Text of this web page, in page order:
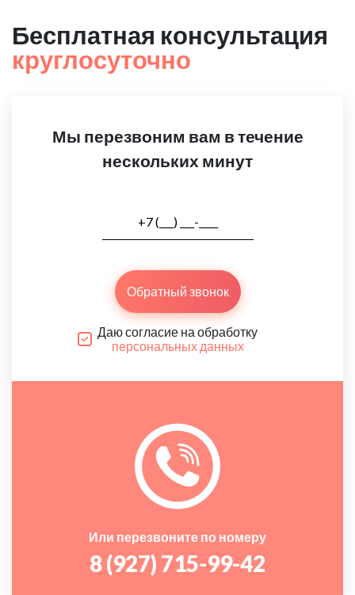
Бесплатная консультация
круглосуточно
Мы перезвоним вам в течение
нескольких минут
Обратный звонок
Даю согласие на обработку
персональных данных
Или перезвоните по номеру
8 (927) 715-99-42